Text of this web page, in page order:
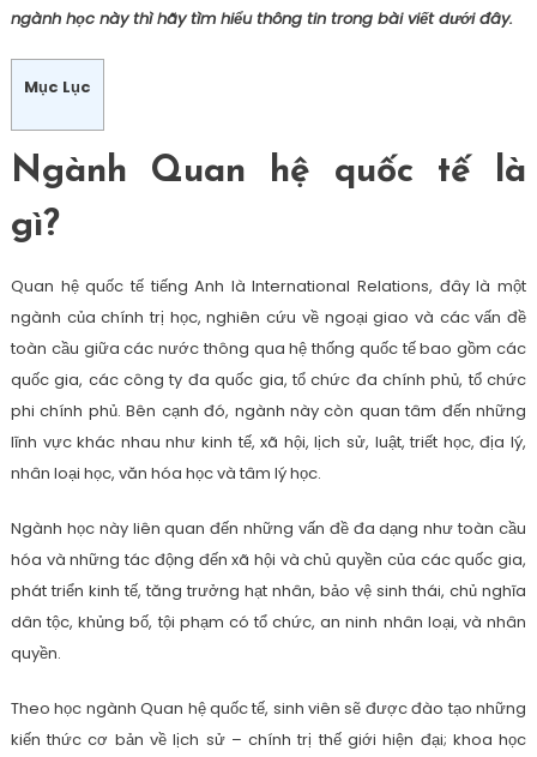
ngành học này thì hãy tìm hiểu thông tin trong bài viết dưới đây.
Mục Lục
Ngành Quan hệ quốc tế là
gì?
Quan hệ quốc tế tiếng Anh là International Relations, đây là một
ngành của chính trị học, nghiên cứu về ngoại giao và các vấn đề
toàn cầu giữa các nước thông qua hệ thống quốc tế bao gồm các
quốc gia, các công ty đa quốc gia, tổ chức đa chính phủ, tổ chức
phi chính phủ. Bên cạnh đó, ngành này còn quan tâm đến những
lĩnh vực khác nhau như kinh tế, xã hội, lịch sử, luật, triết học, địa lý,
nhân loại học, văn hóa học và tâm lý học.
Ngành học này liên quan đến những vấn đề đa dạng như toàn cầu
hóa và những tác động đến xã hội và chủ quyền của các quốc gia,
phát triển kinh tế, tăng trưởng hạt nhân, bảo vệ sinh thái, chủ nghĩa
dân tộc, khủng bố, tội phạm có tổ chức, an ninh nhân loại, và nhân
quyền.
Theo học ngành Quan hệ quốc tế, sinh viên sẽ được đào tạo những
kiến thức cơ bản về lịch sử – chính trị thế giới hiện đại; khoa học